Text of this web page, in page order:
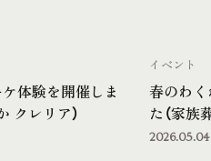
体験を開催しま
クレリア）
春のわく
た（家族
イベント
2026.05.04